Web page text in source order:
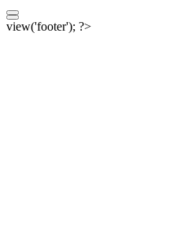
view('footer'); ?>